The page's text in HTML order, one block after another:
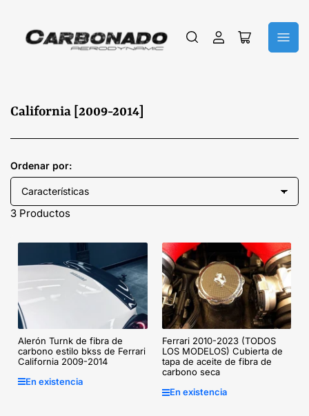
IniciarAbrir
cesta
C
e
c
c
i
California [2009-2014]
Ordenar por:
3 Productos
Alerón Turnk de fibra de
carbono estilo bkss de Ferrari
California 2009-2014
En existencia
Ferrari 2010-2023 (TODOS
LOS MODELOS) Cubierta de
tapa de aceite de fibra de
carbono seca
En existencia